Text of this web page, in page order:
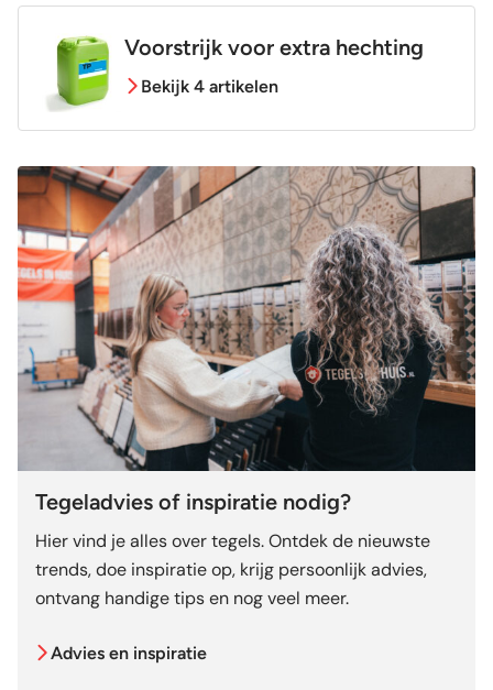
Voorstrijk voor extra hechting
Bekijk 4 artikelen
Tegeladvies of inspiratie nodig?
Hier vind je alles over tegels. Ontdek de nieuwste
trends, doe inspiratie op, krijg persoonlijk advies,
ontvang handige tips en nog veel meer.
Advies en inspiratie